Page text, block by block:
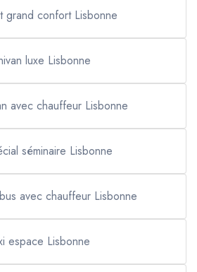
grand confort Lisbonne
luxe Lisbonne
avec chauffeur Lisbonne
séminaire Lisbonne
avec chauffeur Lisbonne
espace Lisbonne